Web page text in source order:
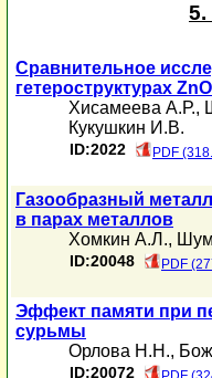
5.
Сравнительное
гетероструктурах
Хисамеева А.Р.,
Кукушкин И.В.
ID:2022 PDF
Газообразный
в парах металлов
Хомкин А.Л.,
ID:20048 PDF
Эффект памяти при
сурьмы
Орлова Н.Н.,
ID:20072